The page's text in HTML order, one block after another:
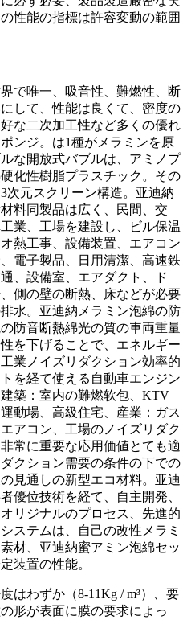
性能の指標は許容変動の範囲
で唯一、吸音性、難燃性、断
して、性能は良くて、密度の
な二次加工性など多くの優れ
ンジ。は1種がメラミンを原
な開放式バブルは、アミノプ
化性樹脂プラスチック。その
次元スクリーン構造。亚迪納
料同製品は広く、民間、交
業、工場を建設し、ビル保温
熱工事、設備装置、エアコン
電子製品、日用清潔、高速鉄
、設備室、エアダクト、ド
側の壁の断熱、床などが必要
水。亚迪納メラミン泡綿の防
防音断熱綿光の質の車両重量
を下げることで、エネルギー
業ノイズリダクション効率的
を経て使える自動車エンジン
築：室内の難燃软包、KTV
動場、高級住宅、産業：ガス
アコン、工場のノイズリダク
常に重要な応用価値とても適
クション需要の条件の下での
見通しの新型エコ材料。亚迪
優位技術を経て、自主開発、
リジナルのプロセス、先進的
ステムは、自己の改性メラミ
材、亚迪納蜜アミン泡綿セッ
装置の性能。
はわずか（8-11Kg / m³）、要
形が表面に膜の要求によっ